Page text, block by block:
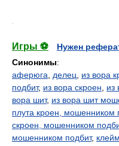
Игры ⚽
Нужен
Синонимы:
аферюга
делец из вора
подбит, из вора скроен из
вора шит, из вора шит
плута кроен, мошенником
скроен, мошенником
мошенником подбит,